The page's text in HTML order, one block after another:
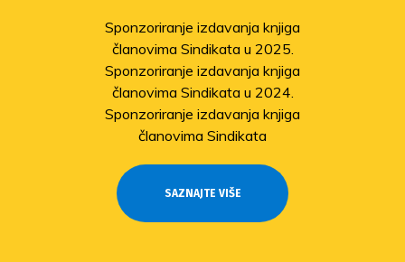
Sponzoriranje izdavanja knjiga
članovima Sindikata u 2025.
Sponzoriranje izdavanja knjiga
članovima Sindikata u 2024.
Sponzoriranje izdavanja knjiga
članovima Sindikata
SAZNAJTE VIŠE